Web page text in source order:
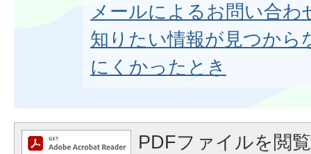
メールによるお問い合わ
知りたい情報が見つから
にくかったとき
PDFファイルを閲